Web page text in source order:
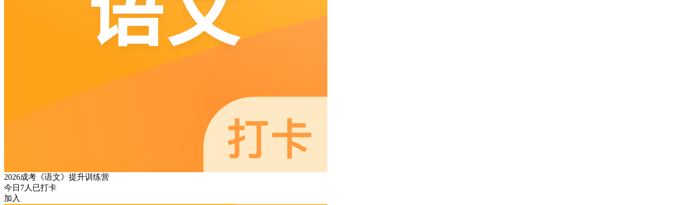
2026成考《语文》提升训练营
今日 7人已打卡
加入